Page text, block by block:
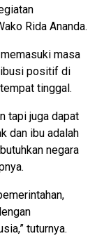
Rida Ananda.
masa
positif di
tinggal.
tapi juga dapat
dan ibu adalah
negara
tuturnya.